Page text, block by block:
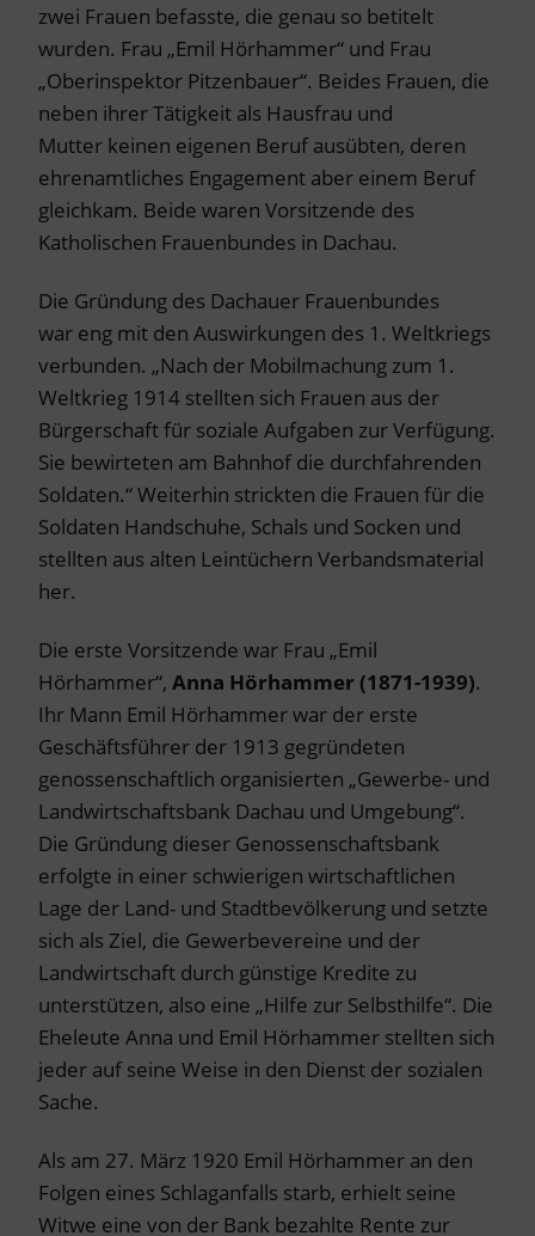
zwei Frauen befasste, die genau so betitelt
wurden. Frau „Emil Hörhammer“ und Frau
„Oberinspektor Pitzenbauer“. Beides Frauen, die
neben ihrer Tätigkeit als Hausfrau und
Mutter keinen eigenen Beruf ausübten, deren
ehrenamtliches Engagement aber einem Beruf
gleichkam. Beide waren Vorsitzende des
Katholischen Frauenbundes in Dachau.
Die Gründung des Dachauer Frauenbundes
war eng mit den Auswirkungen des 1. Weltkriegs
verbunden. „Nach der Mobilmachung zum 1.
Weltkrieg 1914 stellten sich Frauen aus der
Bürgerschaft für soziale Aufgaben zur Verfügung.
Sie bewirteten am Bahnhof die durchfahrenden
Soldaten.“ Weiterhin strickten die Frauen für die
Soldaten Handschuhe, Schals und Socken und
stellten aus alten Leintüchern Verbandsmaterial
her.
Die erste Vorsitzende war Frau „Emil
Hörhammer“, Anna Hörhammer (1871-1939).
Ihr Mann Emil Hörhammer war der erste
Geschäftsführer der 1913 gegründeten
genossenschaftlich organisierten „Gewerbe- und
Landwirtschaftsbank Dachau und Umgebung“.
Die Gründung dieser Genossenschaftsbank
erfolgte in einer schwierigen wirtschaftlichen
Lage der Land- und Stadtbevölkerung und setzte
sich als Ziel, die Gewerbevereine und der
Landwirtschaft durch günstige Kredite zu
unterstützen, also eine „Hilfe zur Selbsthilfe“. Die
Eheleute Anna und Emil Hörhammer stellten sich
jeder auf seine Weise in den Dienst der sozialen
Sache.
Als am 27. März 1920 Emil Hörhammer an den
Folgen eines Schlaganfalls starb, erhielt seine
Witwe eine von der Bank bezahlte Rente zur